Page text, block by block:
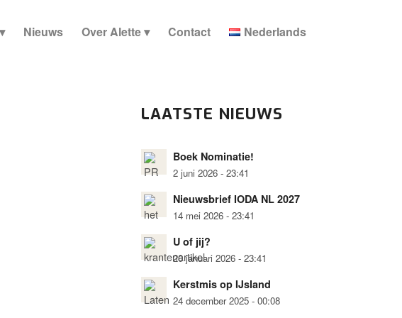
Nieuws Over Alette Contact Nederlands
LAATSTE NIEUWS
Boek Nominatie!
2 juni 2026 - 23:41
Nieuwsbrief IODA NL 2027
14 mei 2026 - 23:41
U of jij?
20 januari 2026 - 23:41
Kerstmis op IJsland
24 december 2025 - 00:08